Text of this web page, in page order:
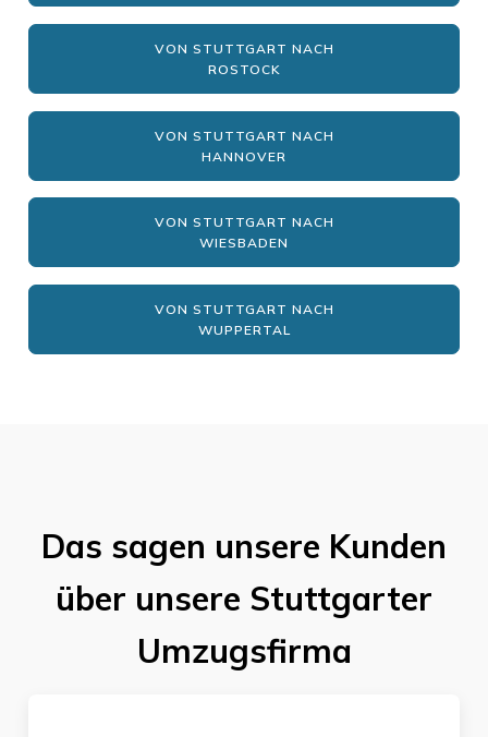
VON STUTTGART NACH
ROSTOCK
VON STUTTGART NACH
HANNOVER
VON STUTTGART NACH
WIESBADEN
VON STUTTGART NACH
WUPPERTAL
Das sagen unsere Kunden
über unsere Stuttgarter
Umzugsfirma